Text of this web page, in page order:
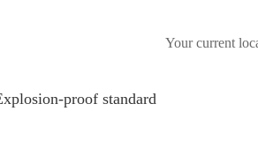
Your current
proof standard